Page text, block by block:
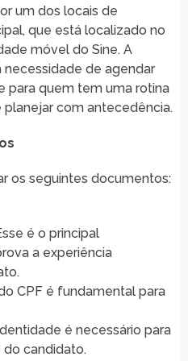
um dos locais de
que está localizado no
móvel do Sine. A
de agendar
para quem tem uma rotina
com antecedência.
os seguintes documentos:
é o principal
a experiência
CPF é fundamental para
é necessário para
candidato.